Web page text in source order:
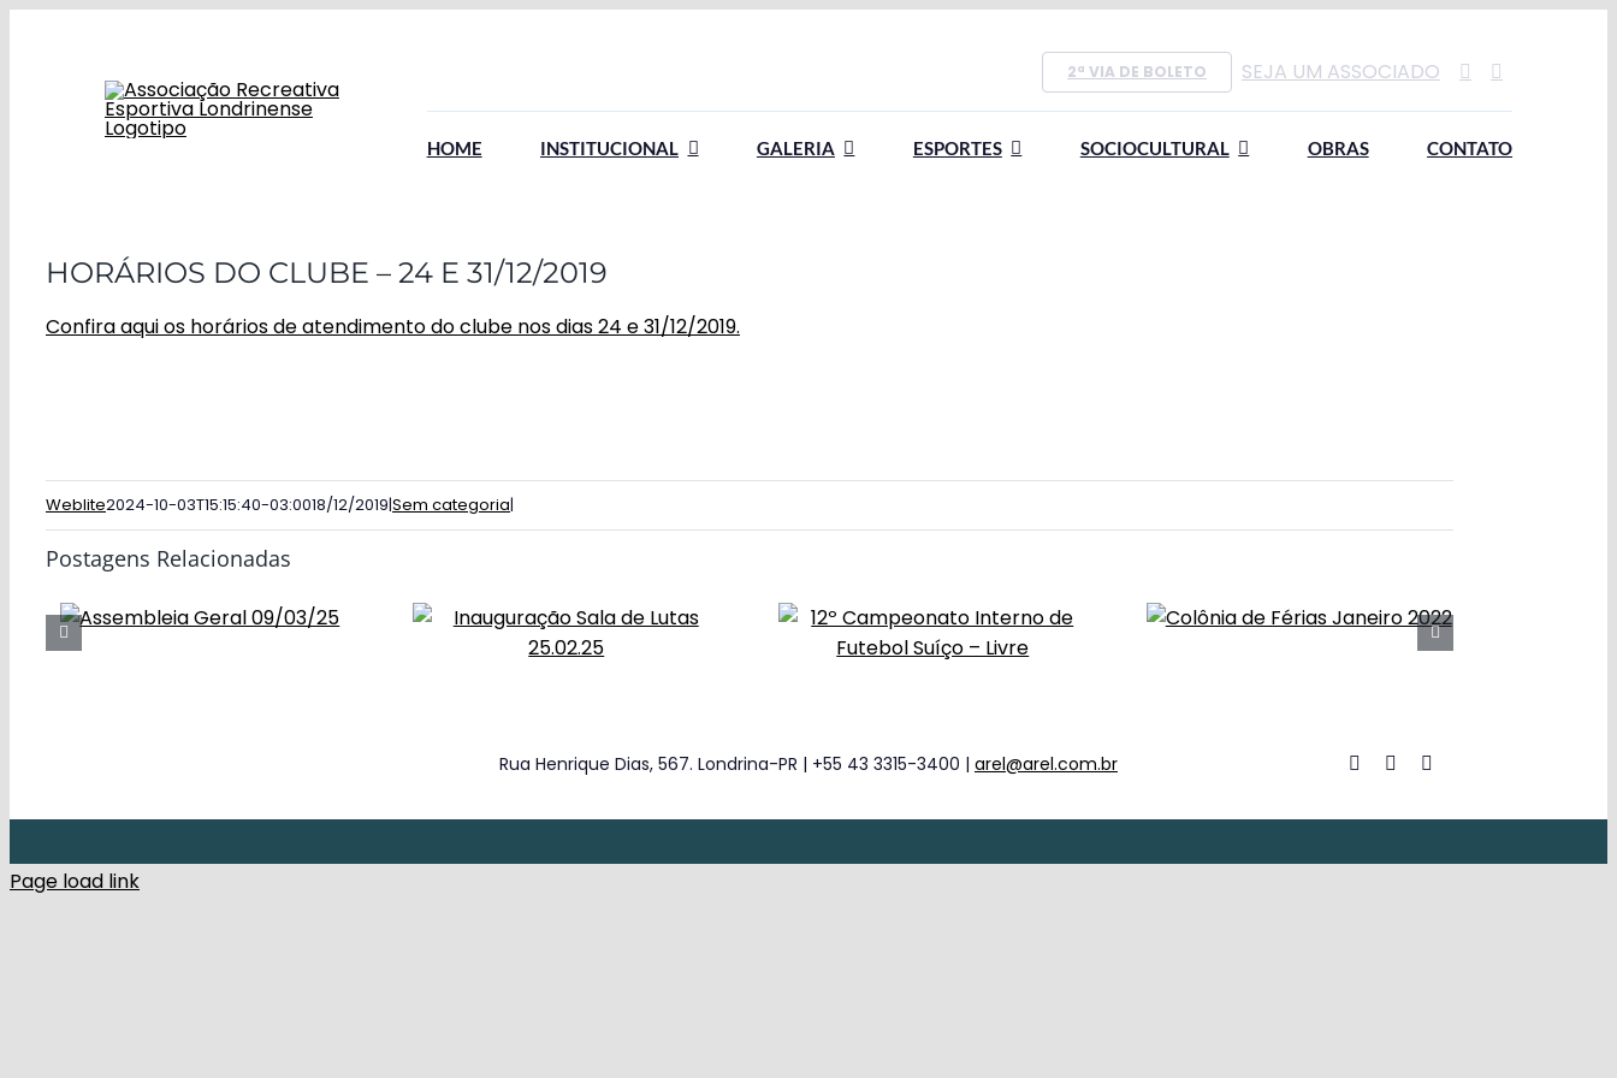
2ª VIA DE BOLETO SEJA UM ASSOCIADO
HOME INSTITUCIONAL GALERIA ESPORTES SOCIOCULTURAL OBRAS CONTATO
HORÁRIOS DO CLUBE – 24 E 31/12/2019
Confira aqui os horários de atendimento do clube nos dias 24 e 31/12/2019.
Weblite2024-10-03T15:15:40-03:0018/12/2019|Sem categoria|
Postagens Relacionadas
Rua Henrique Dias, 567. Londrina-PR | +55 43 3315-3400 | arel@arel.com.br
Page load link